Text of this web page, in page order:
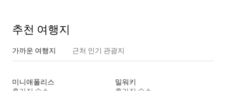
추천 여행지
가까운 여행지 근처 인기 관광지
미니애폴리스
밀워키